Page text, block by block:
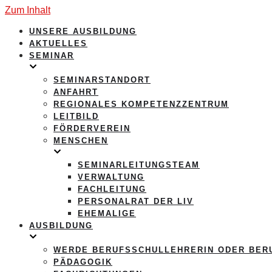
Zum Inhalt
UNSERE AUSBILDUNG
AKTUELLES
SEMINAR
SEMINARSTANDORT
ANFAHRT
REGIONALES KOMPETENZZENTRUM
LEITBILD
FÖRDERVEREIN
MENSCHEN
SEMINARLEITUNGSTEAM
VERWALTUNG
FACHLEITUNG
PERSONALRAT DER LIV
EHEMALIGE
AUSBILDUNG
WERDE BERUFSSCHULLEHRERIN ODER
PÄDAGOGIK